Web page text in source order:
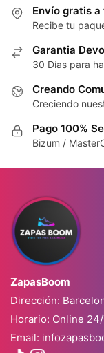
Envío gratis a
Recibe tu
Garantia
30 Días para
Creando
Creciendo
Pago 100%
Bizum /
ZapasBoom
Dirección:
Horario: Online
Email: